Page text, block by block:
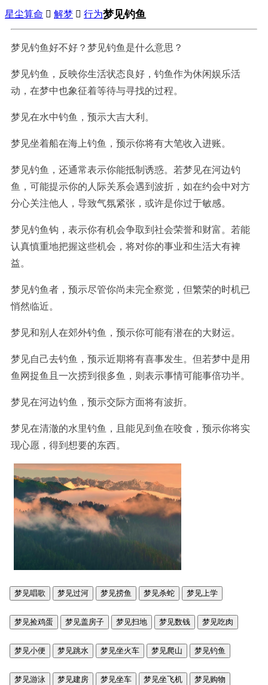
星尘算命  解梦  行为梦见钓鱼
梦见钓鱼好不好？梦见钓鱼是什么意思？
梦见钓鱼，反映你生活状态良好，钓鱼作为休闲娱乐活
动，在梦中也象征着等待与寻找的过程。
梦见在水中钓鱼，预示大吉大利。
梦见坐着船在海上钓鱼，预示你将有大笔收入进账。
梦见钓鱼，还通常表示你能抵制诱惑。若梦见在河边钓
鱼，可能提示你的人际关系会遇到波折，如在约会中对方
分心关注他人，导致气氛紧张，或许是你过于敏感。
梦见钓鱼钩，表示你有机会争取到社会荣誉和财富。若能
认真慎重地把握这些机会，将对你的事业和生活大有裨
益。
梦见钓鱼者，预示尽管你尚未完全察觉，但繁荣的时机已
悄然临近。
梦见和别人在郊外钓鱼，预示你可能有潜在的大财运。
梦见自己去钓鱼，预示近期将有喜事发生。但若梦中是用
鱼网捉鱼且一次捞到很多鱼，则表示事情可能事倍功半。
梦见在河边钓鱼，预示交际方面将有波折。
梦见在清澈的水里钓鱼，且能见到鱼在咬食，预示你将实
现心愿，得到想要的东西。
梦见唱歌 梦见过河 梦见捞鱼 梦见杀蛇 梦见上学
梦见捡鸡蛋 梦见盖房子 梦见扫地 梦见数钱 梦见吃肉
梦见小便 梦见跳水 梦见坐火车 梦见爬山 梦见钓鱼
梦见游泳 梦见建房 梦见坐车 梦见坐飞机 梦见购物